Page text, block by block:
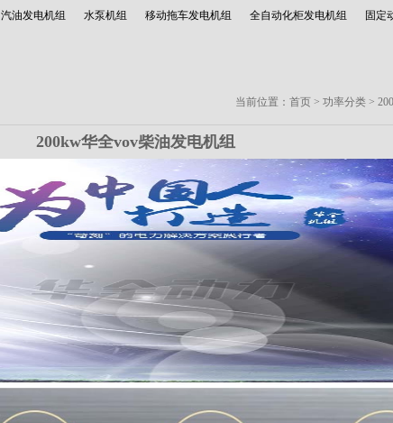
汽油发电机组 水泵机组 移动拖车发电机组 全自动化柜发电机组 固定
当前位置： 首页 > 功率分类 >
200kw华全vov柴油发电机组